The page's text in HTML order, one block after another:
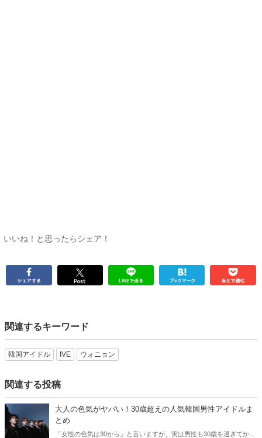
いいね！と思ったらシェア！
関連するキーワード
韓国アイドル IVE ウォニョン
関連する投稿
大人の色気がヤバい！30歳超えの人気韓国男性アイドルま
とめ
「女性の色気は30から」と言いますが、実は男性も30歳を過ぎてから